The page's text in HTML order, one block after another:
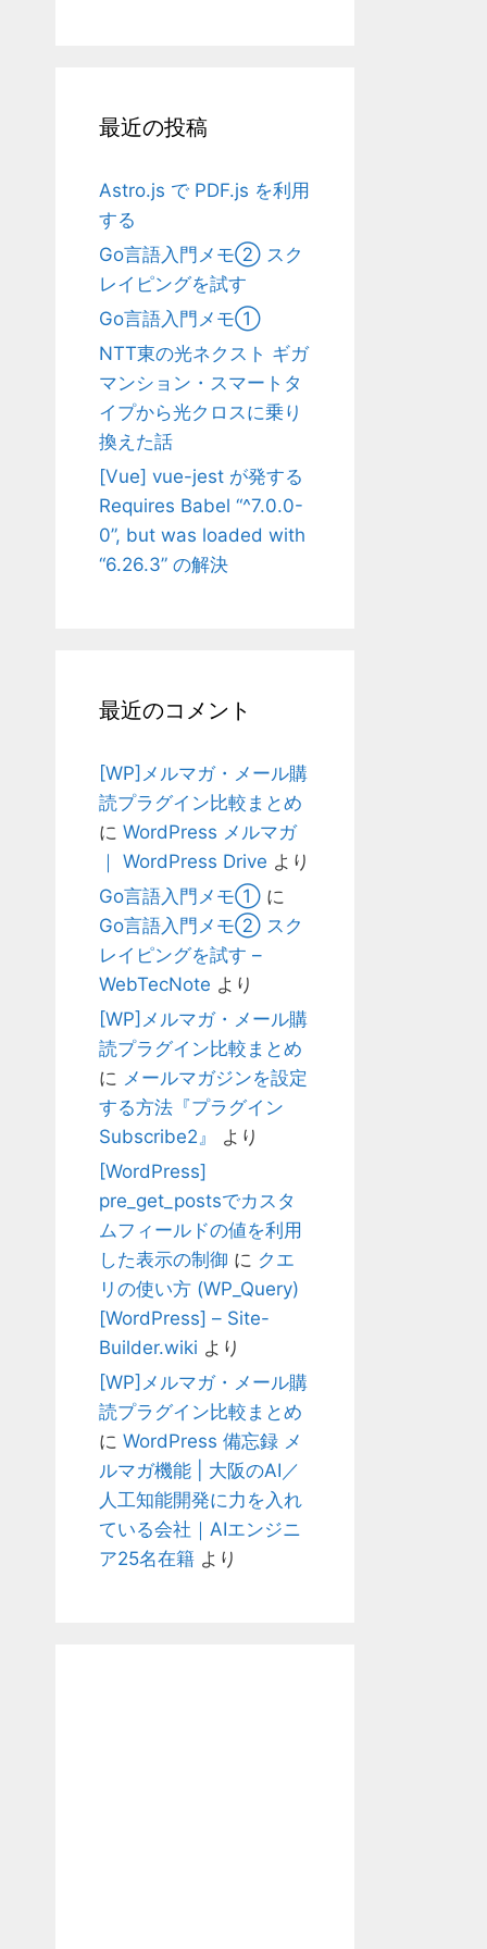
最近の投稿
Astro.js で PDF.js を利用
する
Go言語入門メモ② スク
レイピングを試す
Go言語入門メモ①
NTT東の光ネクスト ギガ
マンション・スマートタ
イプから光クロスに乗り
換えた話
[Vue] vue-jest が発する
Requires Babel “^7.0.0-
0”, but was loaded with
“6.26.3” の解決
最近のコメント
[WP]メルマガ・メール購
読プラグイン比較まとめ
に WordPress メルマガ
｜ WordPress Drive より
Go言語入門メモ① に
Go言語入門メモ② スク
レイピングを試す –
WebTecNote より
[WP]メルマガ・メール購
読プラグイン比較まとめ
に メールマガジンを設定
する方法『プラグイン
Subscribe2』
より
[WordPress]
pre_get_postsでカスタ
ムフィールドの値を利用
した表示の制御 に クエ
リの使い方 (WP_Query)
[WordPress] – Site-
Builder.wiki より
[WP]メルマガ・メール購
読プラグイン比較まとめ
に WordPress 備忘録 メ
ルマガ機能 | 大阪のAI／
人工知能開発に力を入れ
ている会社｜AIエンジニ
ア25名在籍 より